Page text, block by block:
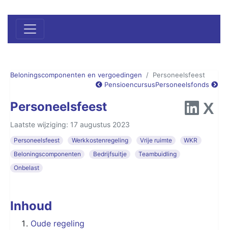
Beloningscomponenten en vergoedingen
Personeelsfeest
PensioencursusPersoneelsfonds
Personeelsfeest
Laatste wijziging: 17 augustus 2023
Personeelsfeest Werkkostenregeling Vrije ruimte
WKR
Beloningscomponenten
Bedrijfsuitje
Teambuidling
Onbelast
Inhoud
Oude regeling